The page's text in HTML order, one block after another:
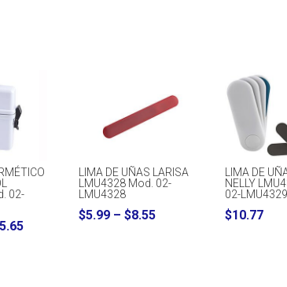
02-
Price
LIMA DE UÑAS LARISA
LMU4328 Mod. 02-
LMU4328
$5.99 – $8.55Price
LIMA DE
NELLY
02-LMU4329
$10.77